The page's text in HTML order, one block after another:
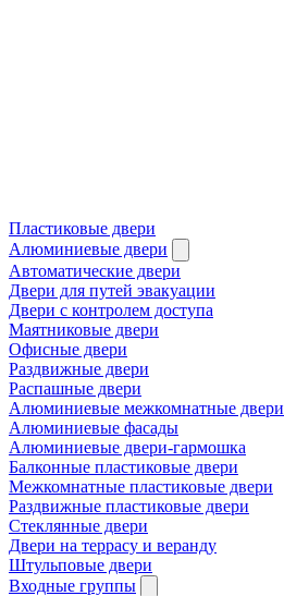
Пластиковые двери
Алюминиевые двери
Автоматические двери
Двери для путей эвакуации
Двери с контролем доступа
Маятниковые двери
Офисные двери
Раздвижные двери
Распашные двери
Алюминиевые межкомнатные двери
Алюминиевые фасады
Алюминиевые двери-гармошка
Балконные пластиковые двери
Межкомнатные пластиковые двери
Раздвижные пластиковые двери
Стеклянные двери
Двери на террасу и веранду
Штульповые двери
Входные группы